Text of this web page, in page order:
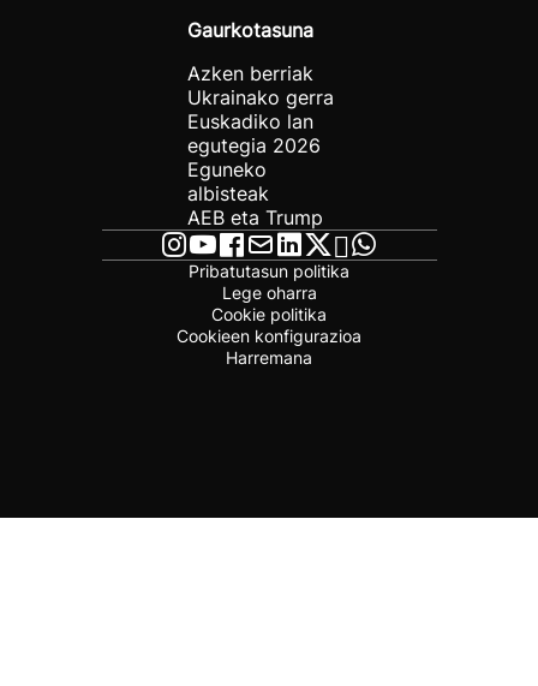
Gaurkotasuna
Azken berriak
Ukrainako gerra
Euskadiko lan
egutegia 2026
Eguneko
albisteak
AEB eta Trump
Pribatutasun politika
Lege oharra
Cookie politika
Cookieen konfigurazioa
Harremana